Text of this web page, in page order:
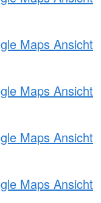
Maps Ansicht
Maps Ansicht
Maps Ansicht
Maps Ansicht